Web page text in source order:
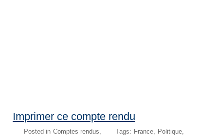
Imprimer ce compte rendu
Posted in Comptes rendus Tags: France Politique